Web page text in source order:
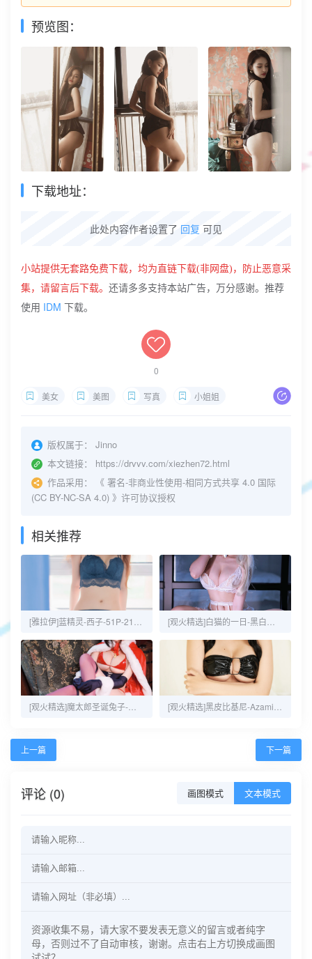
预览图：
下载地址：
此处内容作者设置了 回复 可见
小站提供无套路免费下载， 均为直链下载(非网盘) ，防止恶意采
集，请留言后下载。 还请多多支持本站广告，万分感谢。推荐
使用 IDM 下载。
0
美女 美图 写真 小姐姐
版权属于：
Jinno
本文链接：
https://drvvv.com/xiezhen72.html
作品采用：
《 署名-非商业性使用-相同方式共享 4.0 国际
(CC BY-NC-SA 4.0) 》许可协议授权
相关推荐
上一篇 下一篇
评论 (0) 画图模式 文本模式